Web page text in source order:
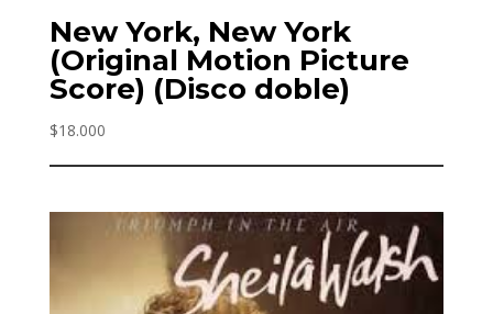
New York, New York
(Original Motion Picture
Score) (Disco doble)
$18.000